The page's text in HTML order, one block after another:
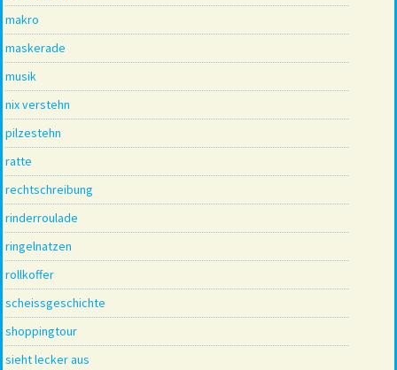
makro
maskerade
musik
nix verstehn
pilzestehn
ratte
rechtschreibung
rinderroulade
ringelnatzen
rollkoffer
scheissgeschichte
shoppingtour
sieht lecker aus